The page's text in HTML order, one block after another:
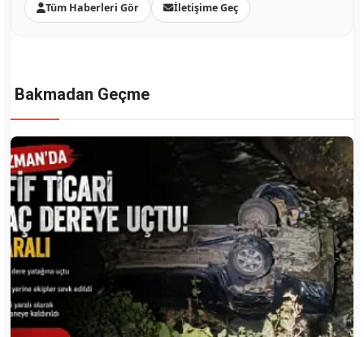
Tüm Haberleri Gör İletişime Geç
Bakmadan Geçme